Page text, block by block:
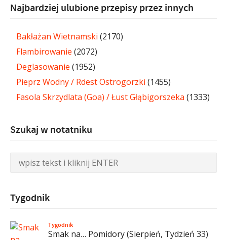
Najbardziej ulubione przepisy przez innych
Bakłażan Wietnamski (2170)
Flambirowanie (2072)
Deglasowanie (1952)
Pieprz Wodny / Rdest Ostrogorzki (1455)
Fasola Skrzydlata (Goa) / Łust Głąbigorszeka (1333)
Szukaj w notatniku
Tygodnik
Tygodnik
Smak na… Pomidory (Sierpień, Tydzień 33)